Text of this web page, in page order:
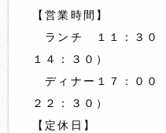
【営業時間】
ランチ １１：３
１４：３０）
ディナー１７：０
２２：３０）
【定休日】